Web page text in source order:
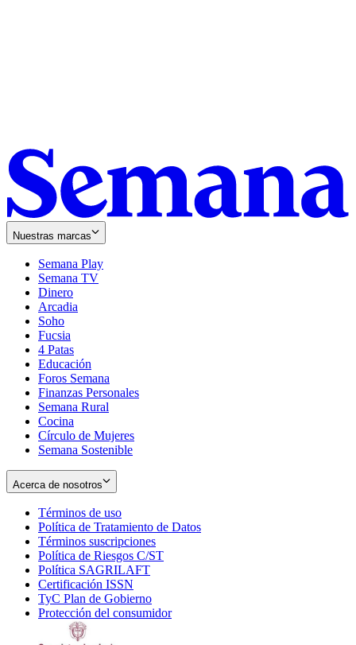
Nuestras marcas
Semana Play
Semana TV
Dinero
Arcadia
Soho
in
new
window
Fucsia
in
new
window
4 Patas
Educación
Foros Semana
Finanzas Personales
Semana Rural
Cocina
Círculo de Mujeres
Semana Sostenible
Acerca de nosotros
Términos de uso
in
new
window
Política de Tratamiento de Datos
Términos suscripciones
in
Política de Riesgos C/ST
Política SAGRILAFT
new
window
Certificación ISSN
in
new
TyC Plan de Gobierno
in
Protección del consumidorOpens